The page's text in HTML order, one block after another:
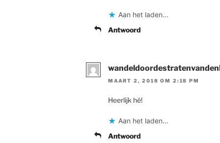
Aan het laden...
Antwoord
MAART 2, 2018 OM 2:18 PM
Heerlijk hè!
Aan het laden...
Antwoord